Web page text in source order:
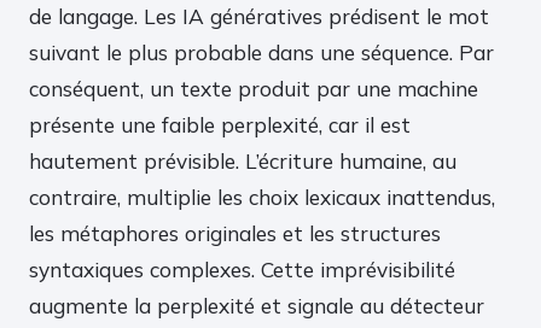
de langage. Les IA génératives prédisent le mot
suivant le plus probable dans une séquence. Par
conséquent, un texte produit par une machine
présente une faible perplexité, car il est
hautement prévisible. L’écriture humaine, au
contraire, multiplie les choix lexicaux inattendus,
les métaphores originales et les structures
syntaxiques complexes. Cette imprévisibilité
augmente la perplexité et signale au détecteur